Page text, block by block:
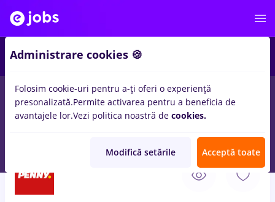
Salarii Remote (de acasă) București Cluj-
Administrare cookies 🍪
Folosim cookie-uri pentru a-ți oferi o experiență
presonalizată.Permite activarea pentru a beneficia de
avantajele lor.Vezi politica noastră de cookies.
Modifică setările Acceptă toate